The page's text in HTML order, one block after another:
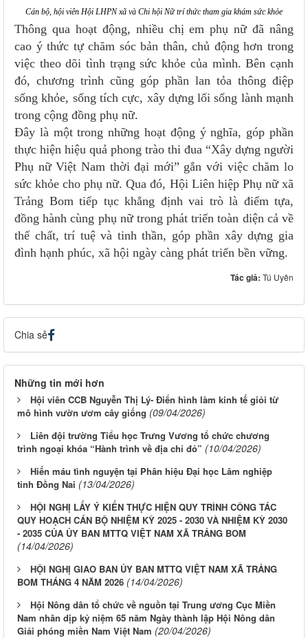
Cán bộ, hội viên Hội LHPN xã và Chi hội Nữ trí thức tham gia khám sức khỏe
Thông qua hoạt động, nhiều chị em phụ nữ đã nâng
cao ý thức tự chăm sóc bản thân, chủ động hơn trong
việc theo dõi tình trạng sức khỏe của mình. Bên cạnh
đó, chương trình cũng góp phần lan tỏa thông điệp
sống khỏe, sống tích cực, xây dựng lối sống lành mạnh
trong cộng đồng phụ nữ.
Đây là một trong những hoạt động ý nghĩa, góp phần
thực hiện hiệu quả phong trào thi đua “Xây dựng người
Phụ nữ Việt Nam thời đại mới” gắn với việc chăm lo
sức khỏe cho phụ nữ. Qua đó, Hội Liên hiệp Phụ nữ xã
Trảng Bom tiếp tục khẳng định vai trò là điểm tựa,
đồng hành cùng phụ nữ trong phát triển toàn diện cả về
thể chất, trí tuệ và tinh thần, góp phần xây dựng gia
đình hạnh phúc, xã hội ngày càng phát triển bền vững.
Tác giả: Tú Uyên
Chia sẻ
Những tin mới hơn
Hội viên CCB Nguyễn Thị Lý- Điển hình làm kinh tế giỏi từ
mô hình vườn ươm cây giống (09/04/2026)
Liên đội trường Tiểu học Trưng Vương tổ chức chương
trình ngoại khóa “Hành trình về địa chỉ đỏ” (10/04/2026)
Hiến máu tình nguyện tại Phân hiệu Đại học Lâm nghiệp
tỉnh Đồng Nai (13/04/2026)
HỘI NGHỊ LẤY Ý KIẾN THỰC HIỆN QUY TRÌNH CÔNG TÁC
QUY HOẠCH CÁN BỘ NHIỆM KỲ 2025 - 2030 VÀ NHIỆM KỲ 2030
- 2035 CỦA ỦY BAN MTTQ VIỆT NAM XÃ TRẢNG BOM
(14/04/2026)
HỘI NGHỊ GIAO BAN ỦY BAN MTTQ VIỆT NAM XÃ TRẢNG
BOM THÁNG 4 NĂM 2026 (14/04/2026)
Hội Nông dân tổ chức về nguồn tại Trung ương Cục Miền
Nam nhân dịp kỷ niệm 65 năm Ngày thành lập Hội Nông dân
Giải phóng miền Nam Việt Nam (20/04/2026)